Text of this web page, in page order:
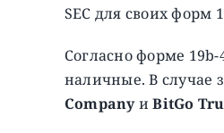
SEC для своих форм
Согласно форме
наличные. В случае
CompanyиBitGo